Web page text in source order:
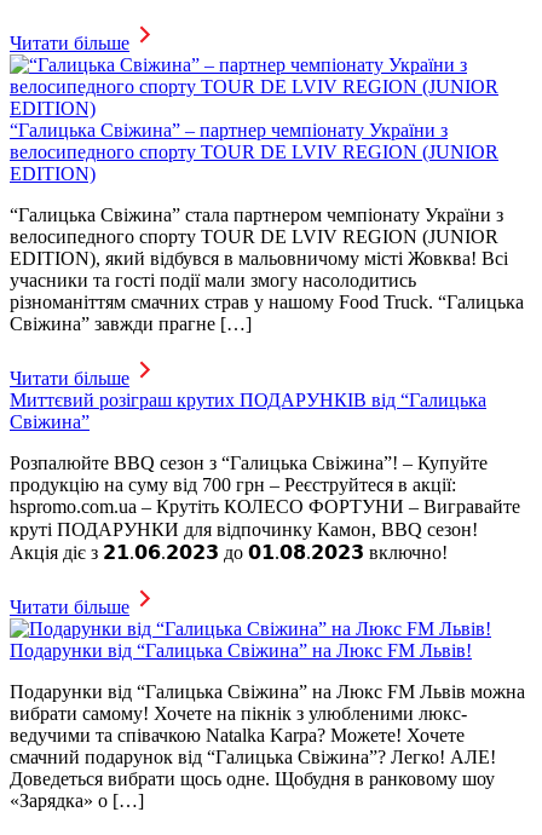
Читати більше
“Галицька Свіжина” – партнер чемпіонату України з
велосипедного спорту TOUR DE LVIV REGION (JUNIOR
EDITION)
“Галицька Свіжина” стала партнером чемпіонату України з
велосипедного спорту TOUR DE LVIV REGION (JUNIOR
EDITION), який відбувся в мальовничому місті Жовква! Всі
учасники та гості події мали змогу насолодитись
різноманіттям смачних страв у нашому Food Truck. “Галицька
Свіжина” завжди прагне […]
Читати більше
Миттєвий розіграш крутих ПОДАРУНКІВ від “Галицька
Свіжина”
Розпалюйте BBQ cезон з “Галицька Свіжина”! – Купуйте
продукцію на суму від 700 грн – Реєструйтеся в акції:
hspromo.com.ua – Крутіть КОЛЕСО ФОРТУНИ – Вигравайте
круті ПОДАРУНКИ для відпочинку Камон, BBQ сезон! ⠀
Акція діє з 𝟮𝟭.𝟬𝟲.𝟮𝟬𝟮𝟯 до 𝟬𝟭.𝟬𝟴.𝟮𝟬𝟮𝟯 включно!
Читати більше
Подарунки від “Галицька Свіжина” на Люкс FM Львів!
Подарунки від “Галицька Свіжина” на Люкс FM Львів можна
вибрати самому! Хочете на пікнік з улюбленими люкс-
ведучими та співачкою Natalka Karpa? Можете! Хочете
смачний подарунок від “Галицька Свіжина”? Легко! АЛЕ!
Доведеться вибрати щось одне. Щобудня в ранковому шоу
«Зарядка» о […]